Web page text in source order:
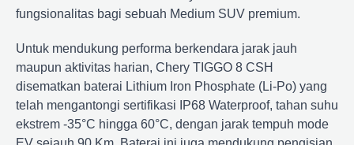
fungsionalitas bagi sebuah Medium SUV premium.
Untuk mendukung performa berkendara jarak jauh
maupun aktivitas harian, Chery TIGGO 8 CSH
disematkan baterai Lithium Iron Phosphate (Li-Po) yang
telah mengantongi sertifikasi IP68 Waterproof, tahan suhu
ekstrem -35°C hingga 60°C, dengan jarak tempuh mode